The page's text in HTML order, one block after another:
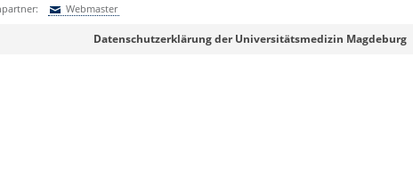
Webmaster
WebmasterDatenschutzerklärung der Universitätsmedizin Magdeburg